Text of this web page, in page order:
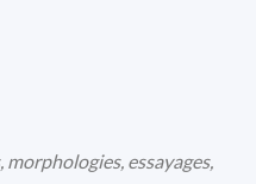
morphologies, essayages,